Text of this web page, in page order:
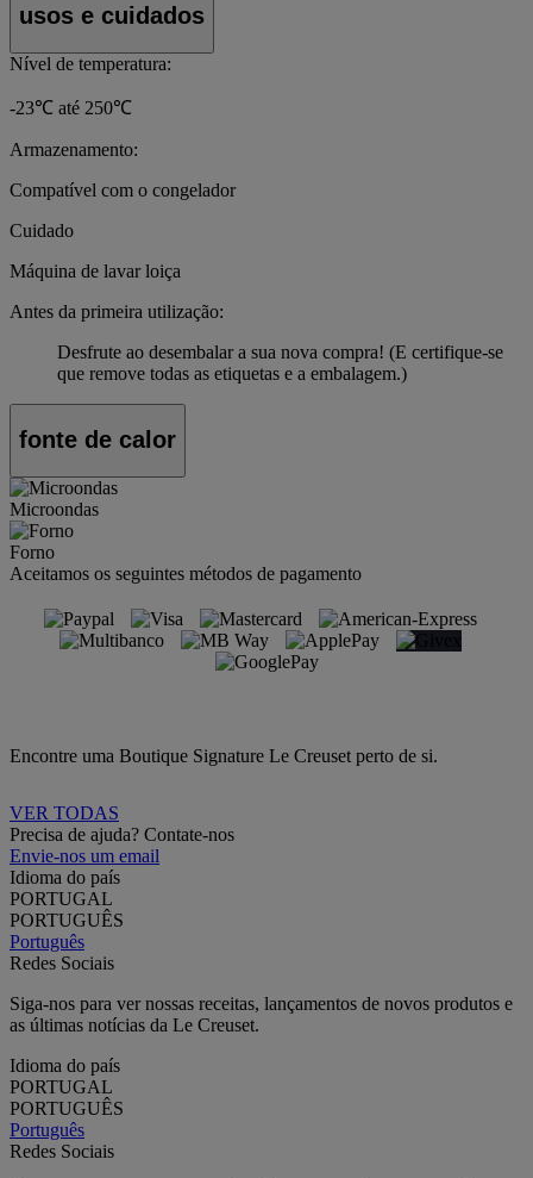
usos e cuidados
Nível de temperatura:
-23℃ até 250℃
Armazenamento:
Compatível com o congelador
Cuidado
Máquina de lavar loiça
Antes da primeira utilização:
Desfrute ao desembalar a sua nova compra! (E certifique-se
que remove todas as etiquetas e a embalagem.)
fonte de calor
Microondas
Forno
Aceitamos os seguintes métodos de pagamento
Encontre uma Boutique Signature Le Creuset perto de si.
VER TODAS
Precisa de ajuda? Contate-nos
Envie-nos um email
Idioma do país
PORTUGAL
PORTUGUÊS
Português
Redes Sociais
Siga-nos para ver nossas receitas, lançamentos de novos produtos e
as últimas notícias da Le Creuset.
Idioma do país
PORTUGAL
PORTUGUÊS
Português
Redes Sociais